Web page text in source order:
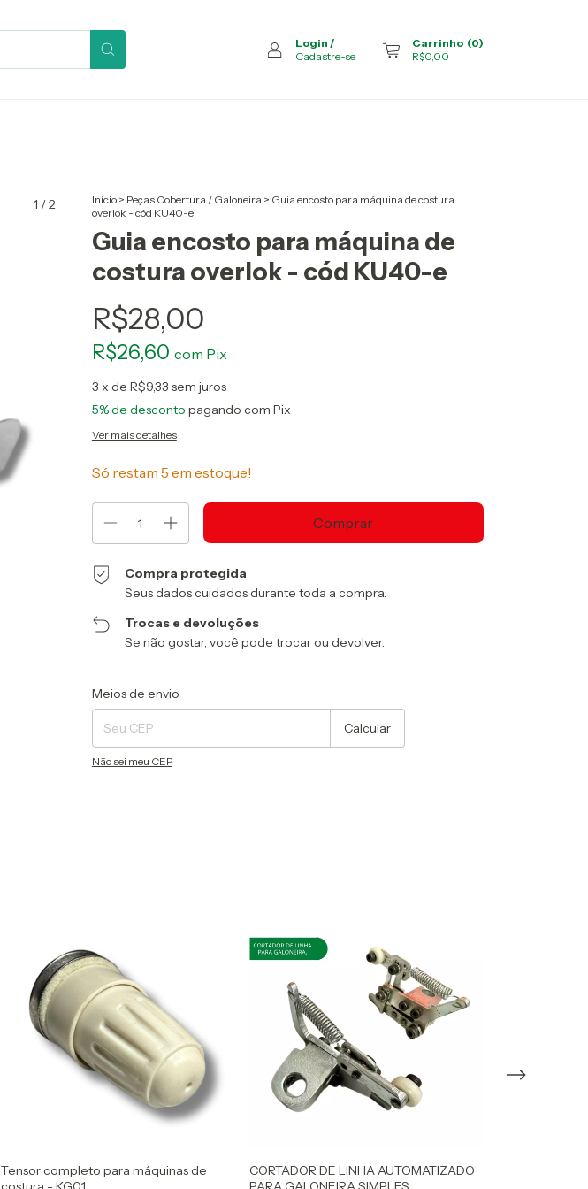
Login /
Cadastre-se
Carrinho (0)
R$0,00
1 /2 Início > Peças Cobertura / Galoneira > Guia encosto para máquina de costura
overlok - cód KU40-e
Guia encosto para máquina de
costura overlok - cód KU40-e
R$28,00
R$26,60 com Pix
3 x de R$9,33 sem juros
5% de desconto pagando com Pix
Ver mais detalhes
Só restam 5 em estoque!
Compra protegida
Seus dados cuidados durante toda a compra.
Trocas e devoluções
Se não gostar, você pode trocar ou devolver.
Entregas para o CEP:
Meios de envio
Calcular
Não sei meu CEP
Tensor completo para máquinas de
CORTADOR DE LINHA AUTOMATIZADO